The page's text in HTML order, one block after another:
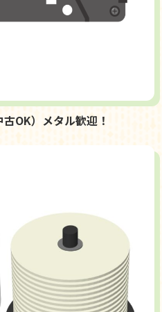
OK）メタル歓迎！